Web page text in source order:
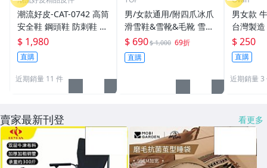
潮流好皮-CAT-0742 高筒
安全鞋 鋼頭鞋 防刺鞋 防
砸鞋 穿越久越愛他.暗棕
色 淺棕色剩下幾雙零碼
價最後出清
$ 1,980
直購
近期銷量 11 件
男/女款通用/附四爪冰爪
滑雪鞋&雪靴&毛靴 雪地
鞋 **現貨36～46 （39 4
0 45 46完售）
$ 690$ 1,000 69折
直購
男女款
台灣製
鞋 園丁
房工作
師鞋
$ 250
直購
近期銷量 3
賣家最新刊登 看更多